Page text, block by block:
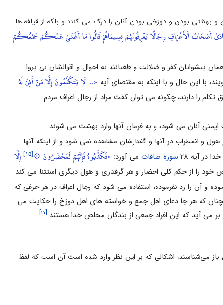
بهشتى بودن و دوزخى بودن آنان را درک مى ‏کنند و بلکه از قیافه ‏ها
أَصْحَابُ الْأَعْرَافِ رِجَالًا يَعْرِفُونَهُمْ بِسِيمَاهُمْ قَالُوا مَا أَغْنَىٰ عَنْكُمْ جَمْعُكُمْ
پیشوایان کفر و ضلالت و طغیانند به احوال و اقوال‏شان بى‏ پروا
با این حال و با اینکه به مقتضاى آیه «... لَا يَتَكَلَّمُونَ إِلَّا مَنْ أَذِنَ لَهُ
را دارند، چگونه مى‏ توان گفت مراد از رجال اعراف مردم
آنان مى ‏شود، و به فرمان آنها وارد بهشت مى ‏شوند.
و اضطراب در آنها و گفتارشان مشاهده نمی شود و از اینکه آنها
در آیه ۲۸
سوره صافاتمی آورد: «فَكَذَّبُوهُ فَإِنَّهُمْ لَمُحْضَرُونَ 💠[۱۵]
إِلَّا
را از حکم کلى احضار و هر گرفتارى و هول دیگرى استثنا مى ‏کند
و آن را رد نفرموده، استفاده مى‏ شود که رجال اعراف در هر حرفى که
که هر جا دعاى اهل جمع و خواسته‏ هاى اهل دوزخ را حکایت مى‏
می آید که این افراد جمعی از بندگان مخلص خدا هستند.[۱۷]
مى‌شناسند؛ اشکالی که بر این نظر وارد شده است آن است که لفظ